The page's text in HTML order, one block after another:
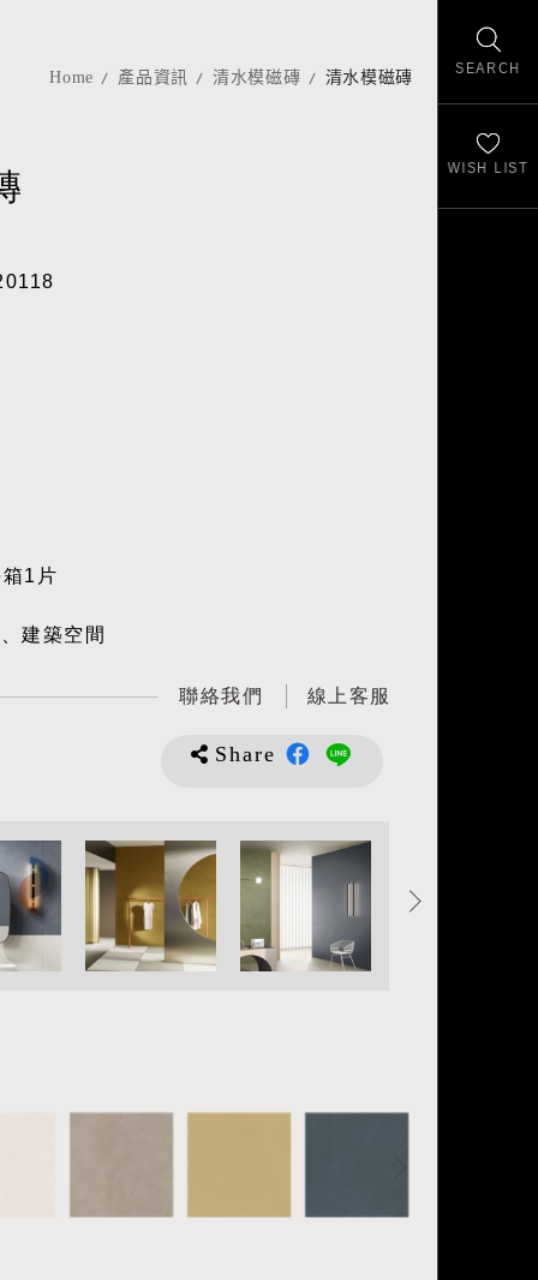
SEARCH
WISH LIST
Home 產品資訊 清水模磁磚 清水模磁磚
1片
建築空間
聯絡我們 線上客服
Share